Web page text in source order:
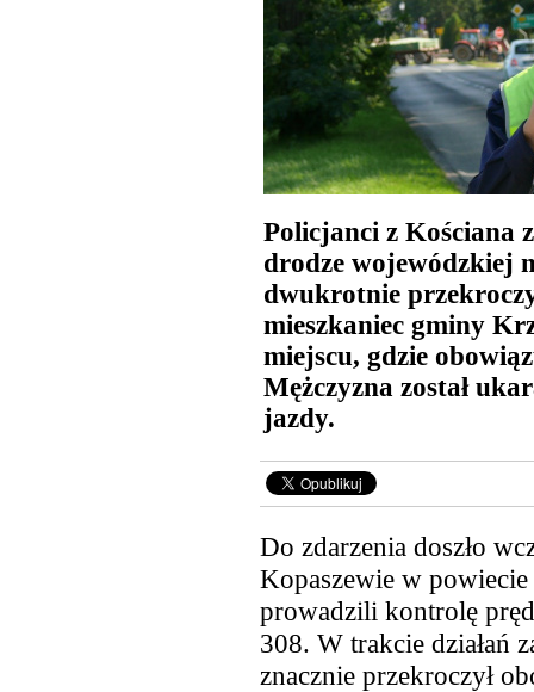
Policjanci z Kościana
drodze wojewódzkiej
dwukrotnie
mieszkaniec gminy
miejscu, gdzie
Mężczyzna został
jazdy.
Do zdarzenia doszło
Kopaszewie w
prowadzili kontrolę
308. W trakcie działań
znacznie przekroczył